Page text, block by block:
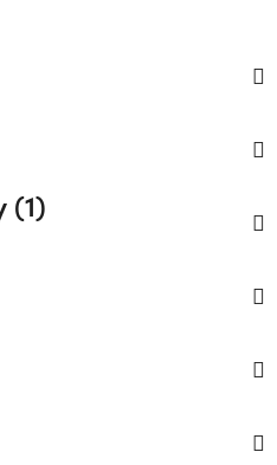
(1)